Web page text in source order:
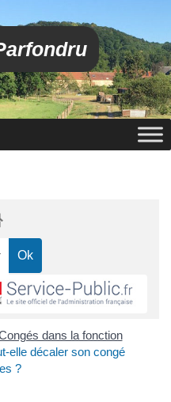
dans la fonction
elle décaler son congé
?